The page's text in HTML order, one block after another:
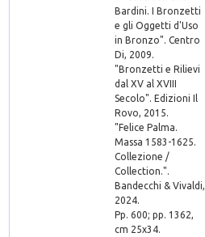
Bardini. I Bronzetti
e gli Oggetti d'Uso
in Bronzo". Centro
Di, 2009.
"Bronzetti e Rilievi
dal XV al XVIII
Secolo". Edizioni Il
Rovo, 2015.
"Felice Palma.
Massa 1583-1625.
Collezione /
Collection.".
Bandecchi & Vivaldi,
2024.
Pp. 600; pp. 1362,
cm 25x34.